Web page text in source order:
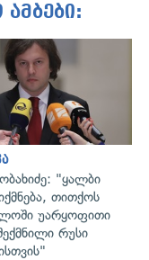
"ყალბი
თითქოს
უარყოფითი
რუსი